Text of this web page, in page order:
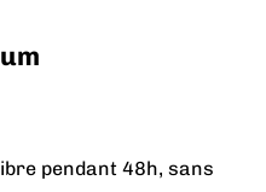
pendant 48h, sans